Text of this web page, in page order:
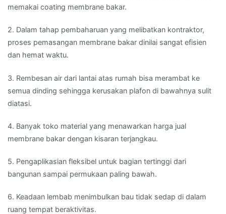
memakai coating membrane bakar.
2. Dalam tahap pembaharuan yang melibatkan kontraktor,
proses pemasangan membrane bakar dinilai sangat efisien
dan hemat waktu.
3. Rembesan air dari lantai atas rumah bisa merambat ke
semua dinding sehingga kerusakan plafon di bawahnya sulit
diatasi.
4. Banyak toko material yang menawarkan harga jual
membrane bakar dengan kisaran terjangkau.
5. Pengaplikasian fleksibel untuk bagian tertinggi dari
bangunan sampai permukaan paling bawah.
6. Keadaan lembab menimbulkan bau tidak sedap di dalam
ruang tempat beraktivitas.